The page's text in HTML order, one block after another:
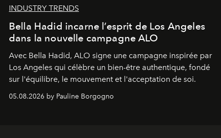
INDUSTRY TRENDS
Bella Hadid incarne l’esprit de Los Angeles
dans la nouvelle campagne ALO
Avec Bella Hadid, ALO signe une campagne inspirée par
Los Angeles qui célèbre un bien-être authentique, fondé
sur l'équilibre, le mouvement et l'acceptation de soi.
05.08.2026 by Pauline Borgogno